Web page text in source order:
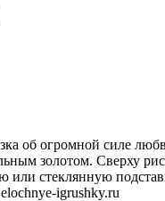
об огромной силе
золотом. Сверху
стеклянную
igrushky.ru